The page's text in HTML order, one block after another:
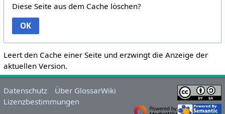
Diese Seite aus dem Cache löschen?
OK
Leert den Cache einer Seite und erzwingt die Anzeige der
aktuellen Version.
Datenschutz
Über GlossarWiki
Lizenzbestimmungen